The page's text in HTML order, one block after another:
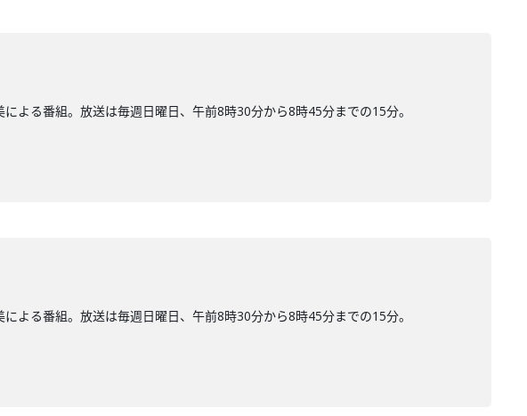
よる番組。放送は毎週日曜日、午前8時30分から8時45分までの15分。
よる番組。放送は毎週日曜日、午前8時30分から8時45分までの15分。